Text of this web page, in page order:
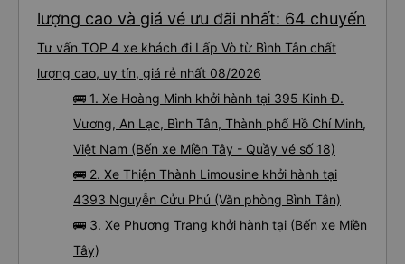
lượng cao và giá vé ưu đãi nhất: 64 chuyến
Tư vấn TOP 4 xe khách đi Lấp Vò từ Bình Tân chất
lượng cao, uy tín, giá rẻ nhất 08/2026
🚌 1. Xe Hoàng Minh khởi hành tại 395 Kinh Đ.
Vương, An Lạc, Bình Tân, Thành phố Hồ Chí Minh,
Việt Nam (Bến xe Miền Tây - Quầy vé số 18)
🚌 2. Xe Thiện Thành Limousine khởi hành tại
4393 Nguyễn Cửu Phú (Văn phòng Bình Tân)
🚌 3. Xe Phương Trang khởi hành tại (Bến xe Miền
Tây)